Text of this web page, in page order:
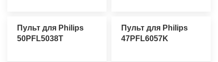
Пульт для Philips
50PFL5038T
Пульт для Philips
47PFL6057K